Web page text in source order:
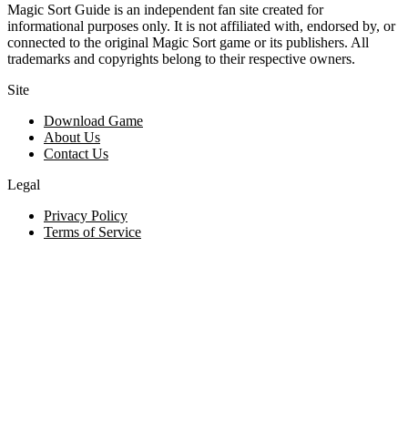
Magic Sort Guide is an independent fan site created for
informational purposes only. It is not affiliated with, endorsed by, or
connected to the original Magic Sort game or its publishers. All
trademarks and copyrights belong to their respective owners.
Site
Download Game
About Us
Contact Us
Legal
Privacy Policy
Terms of Service